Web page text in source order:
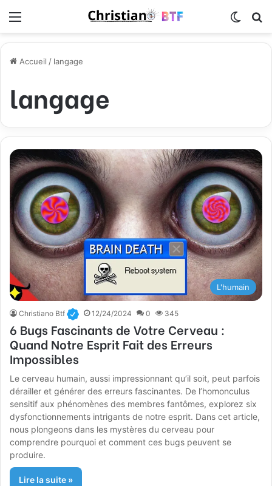
Accueil / langage
langage
L'humain
Christiano Btf 12/24/2024 0 345
6 Bugs Fascinants de Votre Cerveau :
Quand Notre Esprit Fait des Erreurs
Impossibles
Le cerveau humain, aussi impressionnant qu’il soit, peut parfois
dérailler et générer des erreurs fascinantes. De l’homonculus
sensitif aux phénomènes des membres fantômes, explorez six
dysfonctionnements intrigants de notre esprit. Dans cet article,
nous plongeons dans les mystères du cerveau pour
comprendre pourquoi et comment ces bugs peuvent se
produire.
Lire la suite »